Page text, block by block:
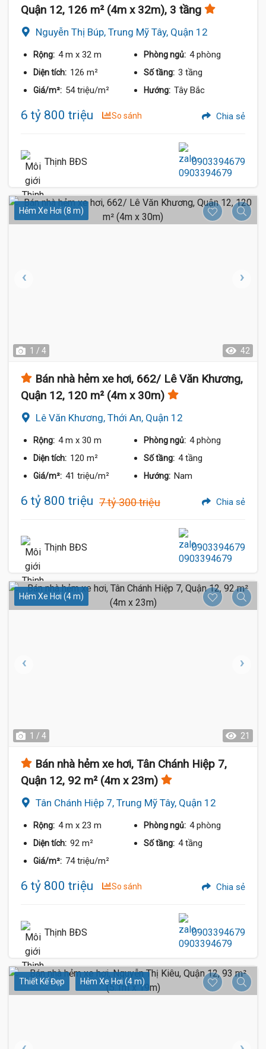
Quận 12, 126 m² (4m x 32m), 3 tầng
Nguyễn Thị Búp, Trung Mỹ Tây, Quận 12
Rộng: 4 m x 32 m Phòng ngủ: 4 phòng
Diện tích: 126 m² Số tầng: 3 tầng
Giá/m²: 54 triệu/m² Hướng: Tây Bắc
6 tỷ 800 triệu So sánh Chia sẻ
Thịnh BĐS 0903394679
Hẻm Xe Hơi (8 m)
1 / 4 42
Bán nhà hẻm xe hơi, 662/ Lê Văn Khương,
Quận 12, 120 m² (4m x 30m)
Lê Văn Khương, Thới An, Quận 12
Rộng: 4 m x 30 m Phòng ngủ: 4 phòng
Diện tích: 120 m² Số tầng: 4 tầng
Giá/m²: 41 triệu/m² Hướng: Nam
6 tỷ 800 triệu 7 tỷ 300 triệu Chia sẻ
Thịnh BĐS 0903394679
Hẻm Xe Hơi (4 m)
1 / 4 21
Bán nhà hẻm xe hơi, Tân Chánh Hiệp 7,
Quận 12, 92 m² (4m x 23m)
Tân Chánh Hiệp 7, Trung Mỹ Tây, Quận 12
Rộng: 4 m x 23 m Phòng ngủ: 4 phòng
Diện tích: 92 m² Số tầng: 4 tầng
Giá/m²: 74 triệu/m²
6 tỷ 800 triệu So sánh Chia sẻ
Thịnh BĐS 0903394679
Thiết Kế Đẹp Hẻm Xe Hơi (4 m)